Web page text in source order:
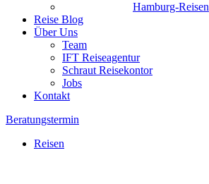
Hamburg-Reisen
Reise Blog
Über Uns
Team
IFT Reiseagentur
Schraut Reisekontor
Jobs
Kontakt
Beratungstermin
Reisen